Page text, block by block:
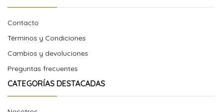
Contacto
Términos y Condiciones
Cambios y devoluciones
Preguntas frecuentes
CATEGORÍAS DESTACADAS